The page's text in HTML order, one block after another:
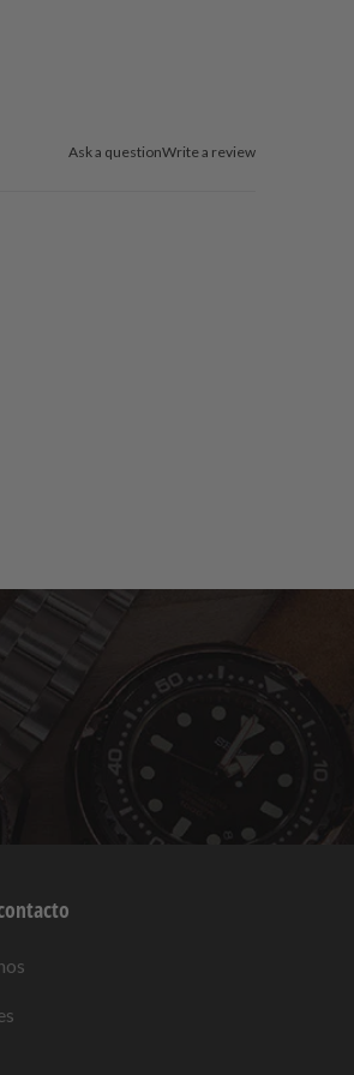
Ask a questionWrite a review